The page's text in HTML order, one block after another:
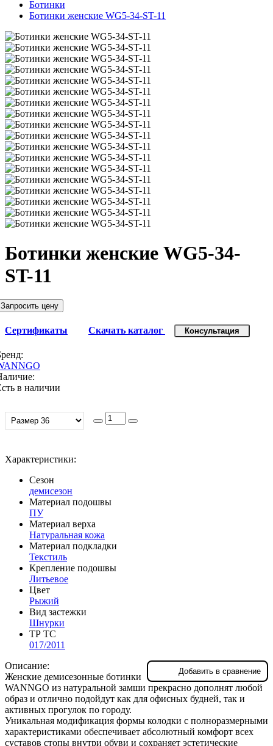
Ботинки
Ботинки женские WG5-34-ST-11
Ботинки женские WG5-34-
ST-11
Запросить цену
Сертификаты Скачать каталог Консультация
в наличии
Характеристики:
Сезон
демисезон
Материал подошвы
ПУ
Материал верха
Натуральная кожа
Материал подкладки
Текстиль
Крепление подошвы
Литьевое
Цвет
Рыжий
Вид застежки
Шнурки
ТР ТС
017/2011
Добавить в сравнение
Описание:
Женские демисезонные ботинки
WANNGO из натуральной замши прекрасно дополнят любой
образ и отлично подойдут как для офисных будней, так и
активных прогулок по городу.
Уникальная модификация формы колодки с полноразмерными
характеристиками обеспечивает абсолютный комфорт всех
суставов стопы внутри обуви и сохраняет эстетические